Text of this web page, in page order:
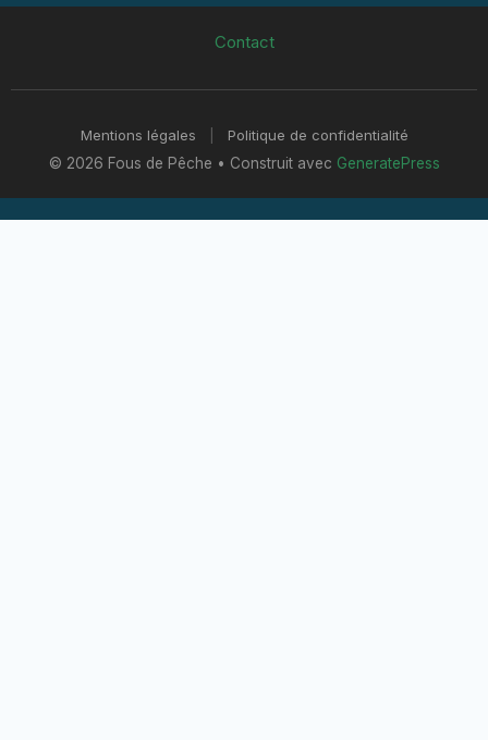
Contact
Mentions légales
Politique de confidentialité
© 2026 Fous de Pêche • Construit avec GeneratePress